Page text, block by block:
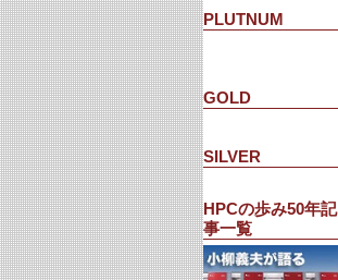
PLUTNUM
GOLD
SILVER
HPCの歩み50年記
事一覧